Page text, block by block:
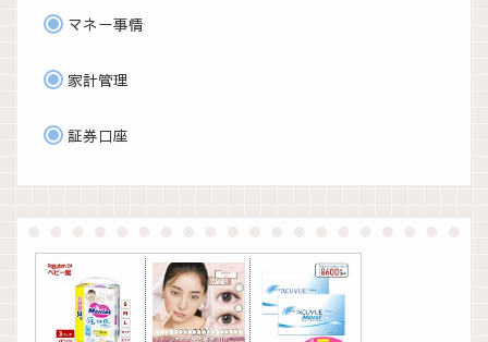
マネー事情
家計管理
証券口座